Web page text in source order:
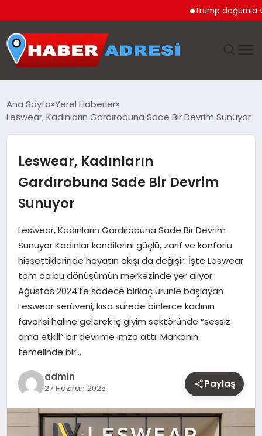
Trump doğumla
GÜNDEM
SPOR
EKONOMI
EĞITIM
MAGAZIN
YAŞAM
OTOMOBIL
Ana Sayfa Yerel Haberler
Leswear, Kadınların Gardırobuna Sade Bir Devrim Sunuyor
Leswear, Kadınların
Gardırobuna Sade Bir Devrim
Sunuyor
Leswear, Kadınların Gardırobuna Sade Bir Devrim
Sunuyor Kadınlar kendilerini güçlü, zarif ve konforlu
hissettiklerinde hayatın akışı da değişir. İşte Leswear
tam da bu dönüşümün merkezinde yer alıyor.
Ağustos 2024’te sadece birkaç ürünle başlayan
Leswear serüveni, kısa sürede binlerce kadının
favorisi haline gelerek iç giyim sektöründe “sessiz
ama etkili” bir devrime imza attı. Markanın
temelinde bir…
admin
27 Haziran 2025 Paylaş